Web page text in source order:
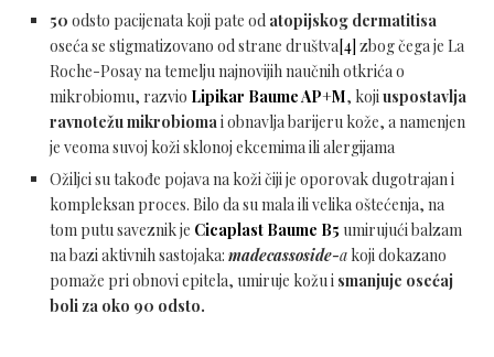
50 odsto pacijenata koji pate od atopijskog dermatitisa
oseća se stigmatizovano od strane društva[4]zbog čega je La
Roche-Posay na temelju najnovijih naučnih otkrića o
mikrobiomu, razvio Lipikar Baume AP+M, kojiuspostavlja
ravnotežu mikrobiomai obnavlja barijeru kože, a namenjen
je veoma suvoj koži sklonoj ekcemima ili alergijama
Ožiljci su takođe pojava na koži čiji je oporovak dugotrajan i
kompleksan proces. Bilo da su mala ili velika oštećenja, na
tom putu saveznik je Cicaplast Baume B5 umirujući balzam
na bazi aktivnih sastojaka: madecassoside-a koji dokazano
pomaže pri obnovi epitela, umiruje kožu i smanjuje osećaj
boli za oko 90 odsto.